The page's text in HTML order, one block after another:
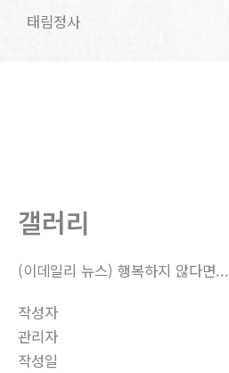
태림정사
갤러리
(이데일리 뉴스) 행복하지 않다면...
작성자
관리자
작성일